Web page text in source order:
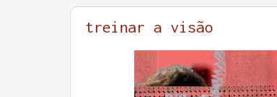
treinar a visão